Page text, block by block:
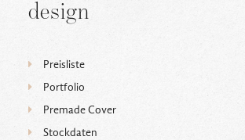
design
Preisliste
Portfolio
Premade Cover
Stockdaten